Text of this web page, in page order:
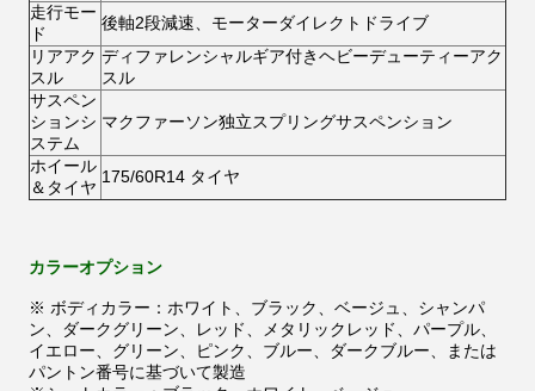
走行モー
ド
後軸2段減速、モーターダイレクトドライブ
リアアク
スル
ディファレンシャルギア付きヘビーデューティーアク
スル
サスペン
ションシ
ステム
マクファーソン独立スプリングサスペンション
ホイール
＆タイヤ
175/60R14 タイヤ
カラーオプション
※ ボディカラー：ホワイト、ブラック、ベージュ、シャンパ
ン、ダークグリーン、レッド、メタリックレッド、パープル、
イエロー、グリーン、ピンク、ブルー、ダークブルー、または
パントン番号に基づいて製造